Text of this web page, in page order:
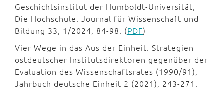
Geschichtsinstitut der Humboldt-Universität,
Die Hochschule. Journal für Wissenschaft und
Bildung 33, 1/2024, 84-98. (PDF)
Vier Wege in das Aus der Einheit. Strategien
ostdeutscher Institutsdirektoren gegenüber der
Evaluation des Wissenschaftsrates (1990/91),
Jahrbuch deutsche Einheit 2 (2021), 243-271.